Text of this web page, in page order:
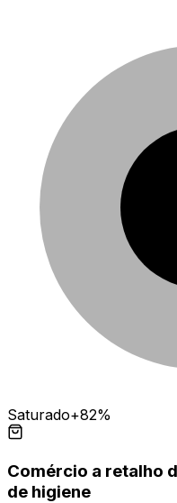
Saturado+82%
Comércio a retalho
de higiene